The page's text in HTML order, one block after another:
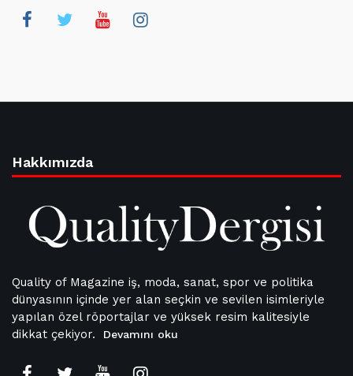
Hakkımızda
Quality of Magazine iş, moda, sanat, spor ve politika
dünyasının içinde yer alan seçkin ve sevilen isimleriyle
yapılan özel röportajlar ve yüksek resim kalitesiyle
dikkat çekiyor.
Devamını oku